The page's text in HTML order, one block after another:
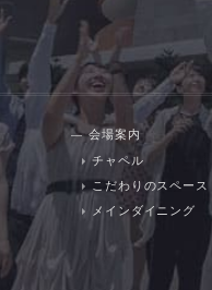
会場案内
チャペル
こだわりのスペース
メインダイニング